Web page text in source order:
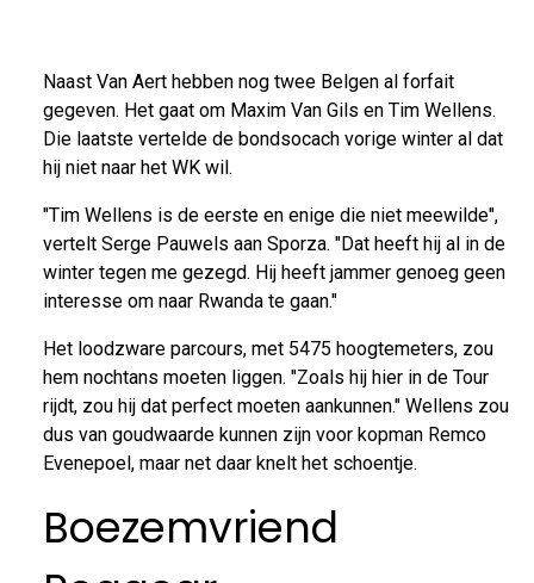
Naast Van Aert hebben nog twee Belgen al forfait
gegeven. Het gaat om Maxim Van Gils en Tim Wellens.
Die laatste vertelde de bondsocach vorige winter al dat
hij niet naar het WK wil.
"Tim Wellens is de eerste en enige die niet meewilde",
vertelt Serge Pauwels aan Sporza. "Dat heeft hij al in de
winter tegen me gezegd. Hij heeft jammer genoeg geen
interesse om naar Rwanda te gaan."
Het loodzware parcours, met 5475 hoogtemeters, zou
hem nochtans moeten liggen. "Zoals hij hier in de Tour
rijdt, zou hij dat perfect moeten aankunnen." Wellens zou
dus van goudwaarde kunnen zijn voor kopman Remco
Evenepoel, maar net daar knelt het schoentje.
Boezemvriend